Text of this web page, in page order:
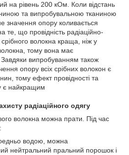
на рівень 200 кОм. Коли відстань
та випробувальною тканиною
значення опору коливається
те, що провідність радіаційно-
срібного волокна краща, ніж у
тому вона має
Завдяки випробуванням також
опору всіх срібних волокон є
тому ефект провідності та
є найкращим
радіаційного одягу
волокна можна прати. Під час
водою, можна
нейтральний пральний порошок і